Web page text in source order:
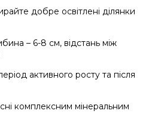
добре освітлені ділянки
– 6-8 см, відстань між
активного росту та після
комплексним мінеральним